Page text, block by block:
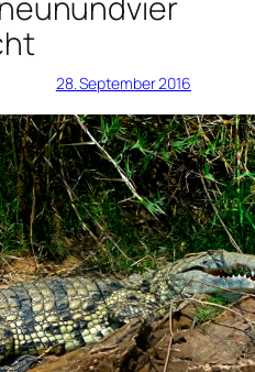
28. September 2016